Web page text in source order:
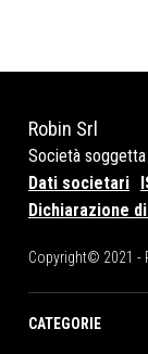
Robin Srl
Società
Dati societari
Dichiarazione
Copyright© 2021 -
CATEGORIE